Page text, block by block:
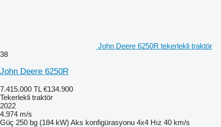
John Deere 6250R tekerlekli traktör
38
John Deere 6250R
7.415.000 TL €134.900
Tekerlekli traktör
2022
4.974 m/s
Güç 250 bg (184 kW) Aks konfigürasyonu 4x4 Hız 40 km/s